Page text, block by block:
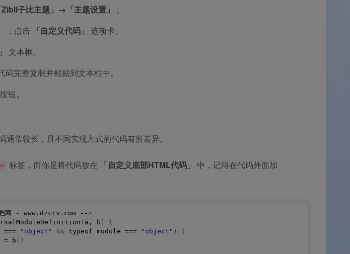
Zibll子比主题」→「主题设置」 。
，点击 「自定义代码」 选项卡。
文本框。
完整复制并粘贴到文本框中。
按钮。
常较长，且不同实现方式的代码有所差异。
标签，而你是将代码放在 「自定义底部HTML代码」
中，记得在代码外面加
网 - www. dzcrv . com -->
( a, b )
{
"object" && typeof module === "object" )
{
= b ()